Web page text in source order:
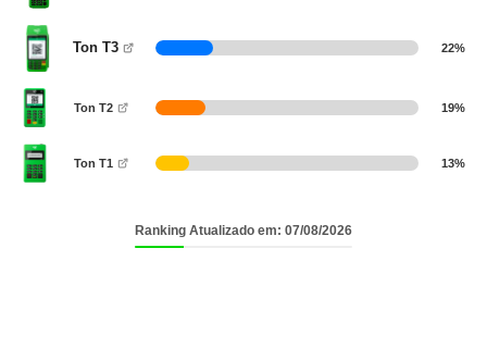
Ton T3 22%
Ton T2 19%
Ton T1 13%
Ranking Atualizado em: 07/08/2026